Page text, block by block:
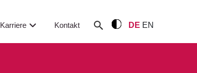
Karriere Kontakt DE EN